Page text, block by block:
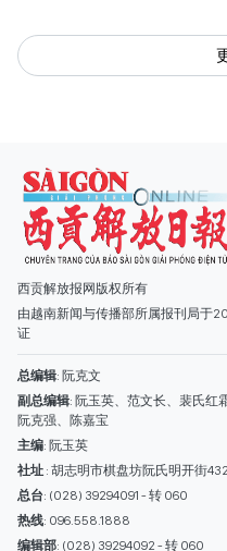
西贡解放报网版权所有
由越南新闻与传播部所属报刊局于
证
总编辑: 阮克文
副总编辑: 阮玉英、范文长、裴氏红
阮克强、陈嘉宝
主编: 阮玉英
社址 : 胡志明市棋盘坊阮氏明开街
总台: (028) 39294091 - 转 060
热线: 096.558.1888
编辑部: (028) 39294092 - 转 060